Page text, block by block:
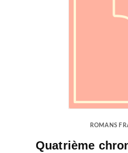
ROMANS
Quatrième